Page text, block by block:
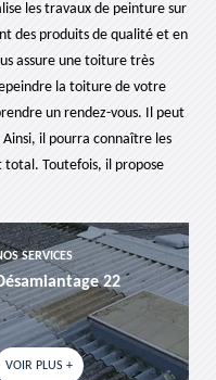
les travaux de peinture sur
des produits de qualité et en
assure une toiture très
la toiture de votre
un rendez-vous. Il peut
il pourra connaître les
Toutefois, il propose
SERVICES
22
VOIR PLUS +